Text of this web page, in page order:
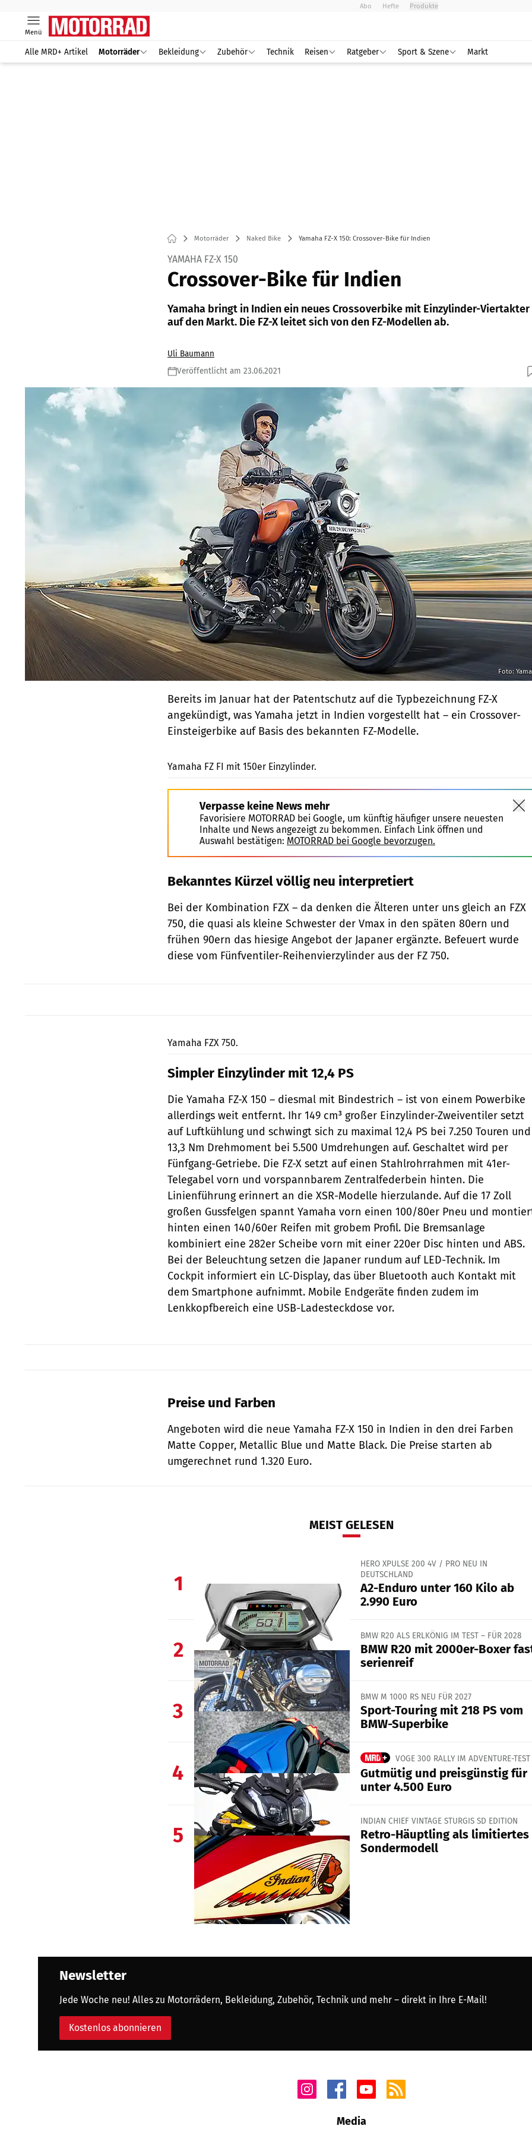
Abo Hefte Produkte
Menü
Alle MRD+ Artikel Motorräder Bekleidung Zubehör Technik Reisen Ratgeber Sport & Szene Markt
Motorräder Naked Bike Yamaha FZ-X 150: Crossover-Bike für Indien
YAMAHA FZ-X 150
Crossover-Bike für Indien
Yamaha bringt in Indien ein neues Crossoverbike mit Einzylinder-Viertakter
auf den Markt. Die FZ-X leitet sich von den FZ-Modellen ab.
Uli Baumann
Veröffentlicht am 23.06.2021
Foto:
Bereits im Januar hat der Patentschutz auf die Typbezeichnung FZ-X
angekündigt, was Yamaha jetzt in Indien vorgestellt hat – ein Crossover-
Einsteigerbike auf Basis des bekannten FZ-Modelle.
Yamaha FZ FI mit 150er Einzylinder.
Verpasse keine News mehr
Favorisiere MOTORRAD bei Google, um künftig häufiger unsere neuesten
Inhalte und News angezeigt zu bekommen. Einfach Link öffnen und
Auswahl bestätigen: MOTORRAD bei Google bevorzugen.
Bekanntes Kürzel völlig neu interpretiert
Bei der Kombination FZX – da denken die Älteren unter uns gleich an FZX
750, die quasi als kleine Schwester der Vmax in den späten 80ern und
frühen 90ern das hiesige Angebot der Japaner ergänzte. Befeuert wurde
diese vom Fünfventiler-Reihenvierzylinder aus der FZ 750.
Yamaha FZX 750.
Simpler Einzylinder mit 12,4 PS
Die Yamaha FZ-X 150 – diesmal mit Bindestrich – ist von einem Powerbike
allerdings weit entfernt. Ihr 149 cm³ großer Einzylinder-Zweiventiler setzt
auf Luftkühlung und schwingt sich zu maximal 12,4 PS bei 7.250 Touren und
13,3 Nm Drehmoment bei 5.500 Umdrehungen auf. Geschaltet wird per
Fünfgang-Getriebe. Die FZ-X setzt auf einen Stahlrohrrahmen mit 41er-
Telegabel vorn und vorspannbarem Zentralfederbein hinten. Die
Linienführung erinnert an die XSR-Modelle hierzulande. Auf die 17 Zoll
großen Gussfelgen spannt Yamaha vorn einen 100/80er Pneu und
hinten einen 140/60er Reifen mit grobem Profil. Die Bremsanlage
kombiniert eine 282er Scheibe vorn mit einer 220er Disc hinten und ABS.
Bei der Beleuchtung setzen die Japaner rundum auf LED-Technik. Im
Cockpit informiert ein LC-Display, das über Bluetooth auch Kontakt mit
dem Smartphone aufnimmt. Mobile Endgeräte finden zudem im
Lenkkopfbereich eine USB-Ladesteckdose vor.
Preise und Farben
Angeboten wird die neue Yamaha FZ-X 150 in Indien in den drei Farben
Matte Copper, Metallic Blue und Matte Black. Die Preise starten ab
umgerechnet rund 1.320 Euro.
MEIST GELESEN
1
HERO XPULSE 200 4V / PRO NEU IN
DEUTSCHLAND
A2-Enduro unter 160 Kilo ab
2.990 Euro
2
BMW R20 ALS ERLKÖNIG IM TEST – FÜR 2028
BMW R20 mit 2000er-Boxer
serienreif
3
BMW M 1000 RS NEU FÜR 2027
Sport-Touring mit 218 PS vom
BMW-Superbike
4
VOGE 300 RALLY IM ADVENTURE-TEST
Gutmütig und preisgünstig für
unter 4.500 Euro
5
INDIAN CHIEF VINTAGE STURGIS SD EDITION
Retro-Häuptling als limitiertes
Sondermodell
Newsletter
Jede Woche neu! Alles zu Motorrädern, Bekleidung, Zubehör, Technik und mehr – direkt in Ihre E-Mail!
Kostenlos abonnieren
Media